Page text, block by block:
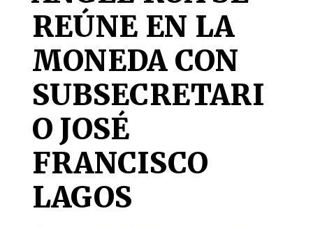
REÚNE EN LA
MONEDA CON
SUBSECRETARI
O JOSÉ
FRANCISCO
LAGOS